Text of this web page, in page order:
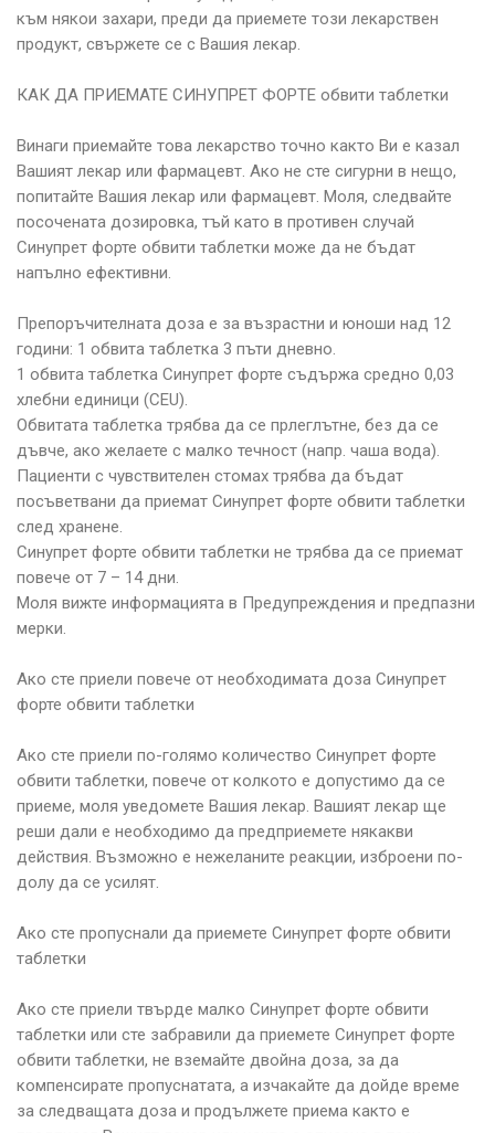
към някои захари, преди да приемете този лекарствен
продукт, свържете се с Вашия лекар.
КАК ДА ПРИЕМАТЕ СИНУПРЕТ ФОРТЕ обвити таблетки
Винаги приемайте това лекарство точно както Ви е казал
Вашият лекар или фармацевт. Ако не сте сигурни в нещо,
попитайте Вашия лекар или фармацевт. Моля, следвайте
посочената дозировка, тъй като в противен случай
Синупрет форте обвити таблетки може да не бъдат
напълно ефективни.
Препоръчителната доза е за възрастни и юноши над 12
години: 1 обвита таблетка 3 пъти дневно.
1 обвита таблетка Синупрет форте съдържа средно 0,03
хлебни единици (CEU).
Обвитата таблетка трябва да се прлеглътне, без да се
дъвче, ако желаете с малко течност (напр. чаша вода).
Пациенти с чувствителен стомах трябва да бъдат
посъветвани да приемат Синупрет форте обвити таблетки
след хранене.
Синупрет форте обвити таблетки не трябва да се приемат
повече от 7 – 14 дни.
Моля вижте информацията в Предупреждения и предпазни
мерки.
Ако сте приели повече от необходимата доза Синупрет
форте обвити таблетки
Ако сте приели по-голямо количество Синупрет форте
обвити таблетки, повече от колкото е допустимо да се
приеме, моля уведомете Вашия лекар. Вашият лекар ще
реши дали е необходимо да предприемете някакви
действия. Възможно е нежеланите реакции, изброени по-
долу да се усилят.
Ако сте пропуснали да приемете Синупрет форте обвити
таблетки
Ако сте приели твърде малко Синупрет форте обвити
таблетки или сте забравили да приемете Синупрет форте
обвити таблетки, не вземайте двойна доза, за да
компенсирате пропуснатата, а изчакайте да дойде време
за следващата доза и продължете приема както е